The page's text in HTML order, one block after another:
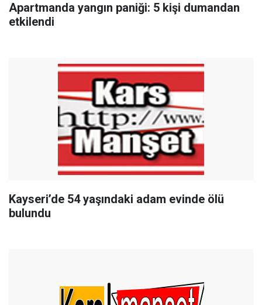
Apartmanda yangın paniği: 5 kişi dumandan
etkilendi
Kayseri’de 54 yaşındaki adam evinde ölü
bulundu